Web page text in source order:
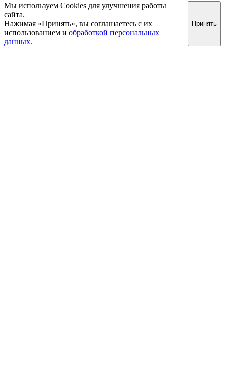
Мы используем Cookies для улучшения работы
сайта.
Нажимая «Принять», вы соглашаетесь с их
использованием и обработкой персональных
данных.
Принять